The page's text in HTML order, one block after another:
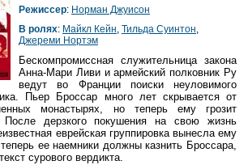
Режиссер: Норман Джуисон
В ролях: Майкл Кейн, Тильда Суинтон,
Джереми Нортэм
Бескомпромиссная служительница закона
Анна-Мари Ливи и армейский полковник Ру
ведут во Франции поиски неуловимого
Пьер Броссар много лет скрывается от
монастырях, но теперь ему грозит
После дерзкого покушения на свою жизнь
еврейская группировка вынесла ему
ее наемники должны казнить Броссара,
сурового вердикта.